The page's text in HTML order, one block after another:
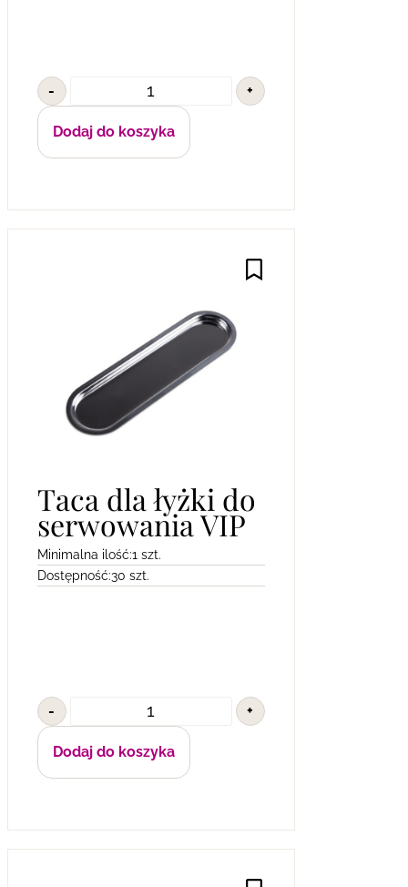
- +
Dodaj do koszyka
Taca dla łyżki do
serwowania VIP
Minimalna ilość:1 szt.
Dostępność:30 szt.
- +
Dodaj do koszyka